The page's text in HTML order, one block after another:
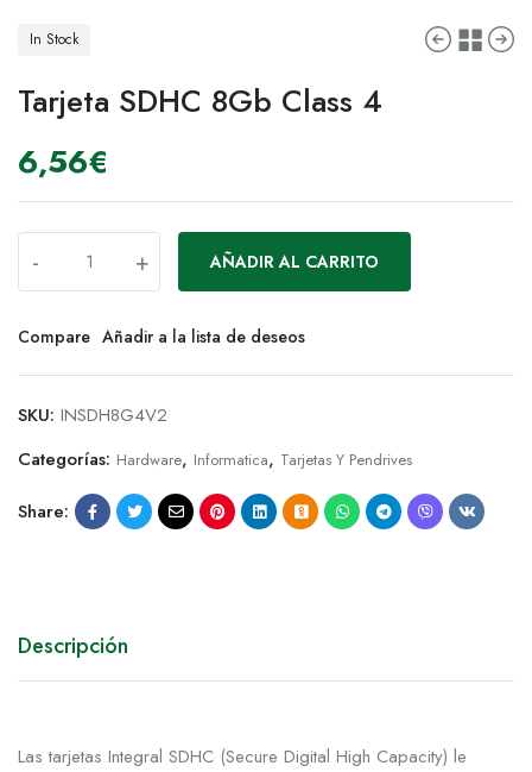
In Stock
Tarjeta SDHC 8Gb Class 4
6,56€
- + AÑADIR AL CARRITO
Compare Añadir a la lista de deseos
SKU: INSDH8G4V2
Categorías: Hardware, Informatica, Tarjetas Y Pendrives
Share:
Descripción
Las tarjetas Integral SDHC (Secure Digital High Capacity) le